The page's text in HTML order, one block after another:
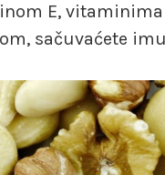
E,
sačuvaćete